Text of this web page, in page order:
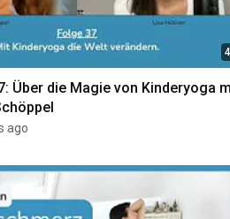
Über die Magie von Kinderyoga
ago